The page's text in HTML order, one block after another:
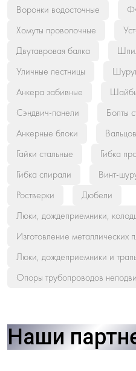
Воронки водосточные
Хомуты проволочные
Двутавровая балка
Уличные лестницы
Анкера забивные
Сэндвич-панели
Болты
Анкерные блоки
Гайки стальные
Гибка
Гибка спирали
Винт-
Ростверки
Дюбели
Люки, дождеприемники,
Изготовление металлических
Люки, дождеприемники и
Опоры трубопроводов
Наши